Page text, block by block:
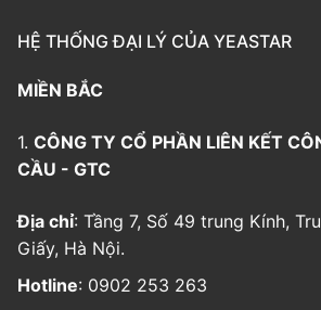
HỆ THỐNG ĐẠI LÝ CỦA YEASTAR
MIỀN BẮC
1. CÔNG TY CỔ PHẦN LIÊN KẾT
CẦU - GTC
Địa chỉ: Tầng 7, Số 49 trung Kính,
Giấy, Hà Nội.
Hotline: 0902 253 263